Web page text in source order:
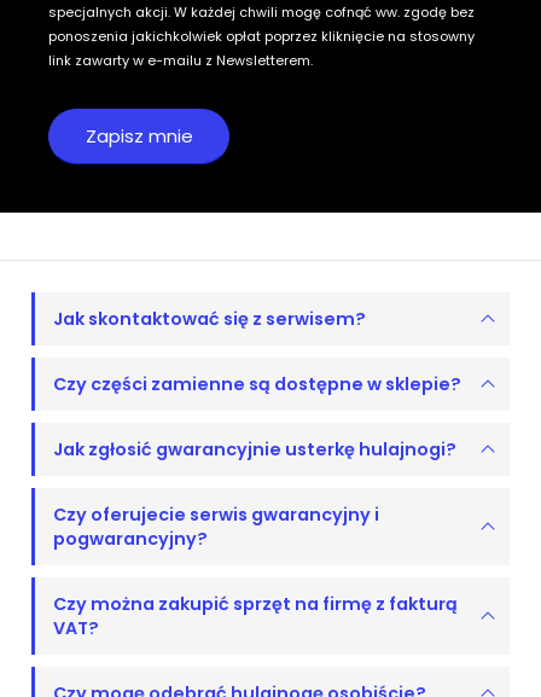
specjalnych akcji. W każdej chwili mogę cofnąć ww. zgodę bez
ponoszenia jakichkolwiek opłat poprzez kliknięcie na stosowny
link zawarty w e-mailu z Newsletterem.
Jak skontaktować się z serwisem?
Czy części zamienne są dostępne w sklepie?
Jak zgłosić gwarancyjnie usterkę hulajnogi?
Czy oferujecie serwis gwarancyjny i
pogwarancyjny?
Czy można zakupić sprzęt na firmę z fakturą
VAT?